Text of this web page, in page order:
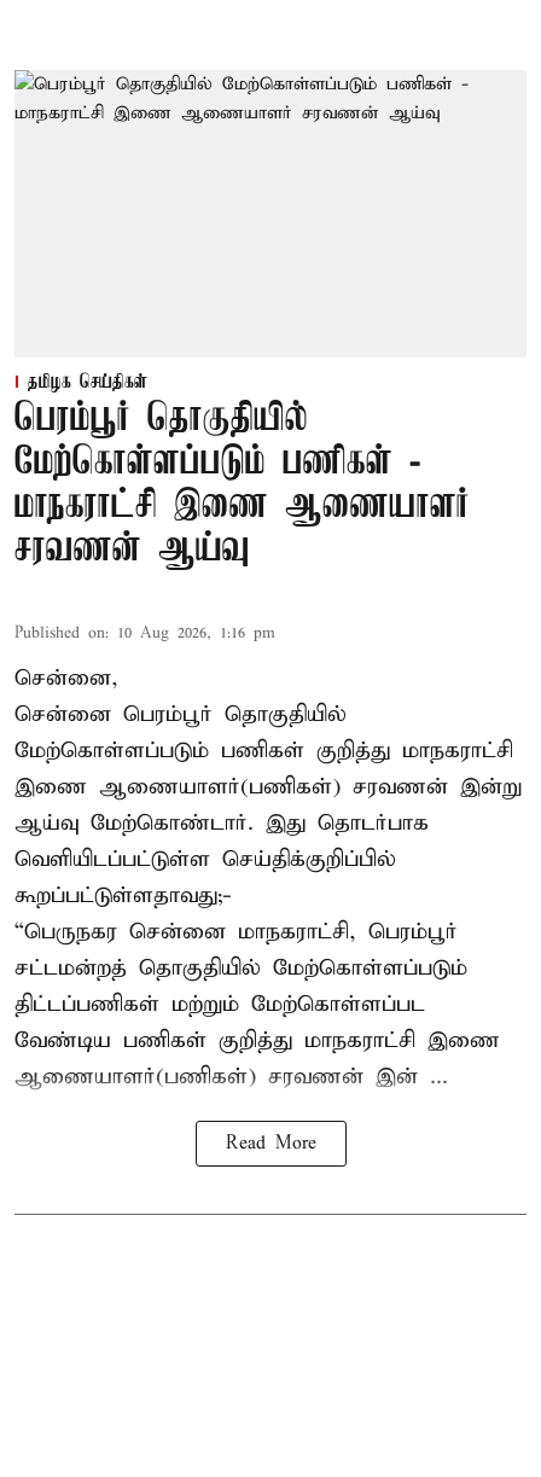
தமிழக செய்திகள்
பெரம்பூர் தொகுதியில்
மேற்கொள்ளப்படும் பணிகள் -
மாநகராட்சி இணை ஆணையாளர்
சரவணன் ஆய்வு
Published on: 10 Aug 2026, 1:16 pm
சென்னை,
சென்னை பெரம்பூர் தொகுதியில்
மேற்கொள்ளப்படும் பணிகள் குறித்து மாநகராட்சி
இணை ஆணையாளர்(பணிகள்) சரவணன் இன்று
ஆய்வு மேற்கொண்டார். இது தொடர்பாக
வெளியிடப்பட்டுள்ள செய்திக்குறிப்பில்
கூறப்பட்டுள்ளதாவது;-
“பெருநகர சென்னை மாநகராட்சி, பெரம்பூர்
சட்டமன்றத் தொகுதியில் மேற்கொள்ளப்படும்
திட்டப்பணிகள் மற்றும் மேற்கொள்ளப்பட
வேண்டிய பணிகள் குறித்து மாநகராட்சி இணை
ஆணையாளர்(பணிகள்) சரவணன் இன் ...
Read More